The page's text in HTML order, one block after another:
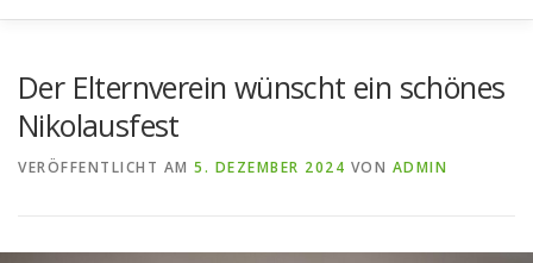
Der Elternverein wünscht ein schönes
Nikolausfest
VERÖFFENTLICHT AM 5. DEZEMBER 2024 VON ADMIN